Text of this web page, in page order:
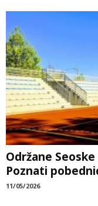
Održane
Poznati
11/05/2026